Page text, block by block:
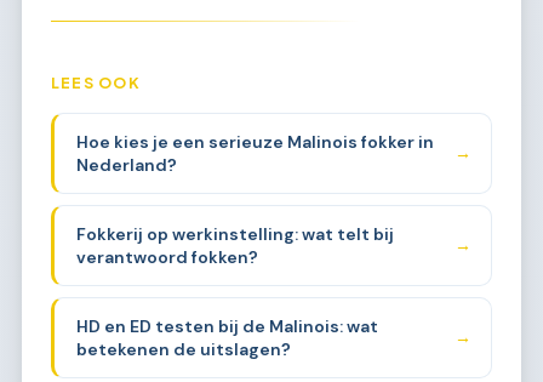
LEES OOK
Hoe kies je een serieuze Malinois fokker in
Nederland?
→
Fokkerij op werkinstelling: wat telt bij
verantwoord fokken?
→
HD en ED testen bij de Malinois: wat
betekenen de uitslagen?
→